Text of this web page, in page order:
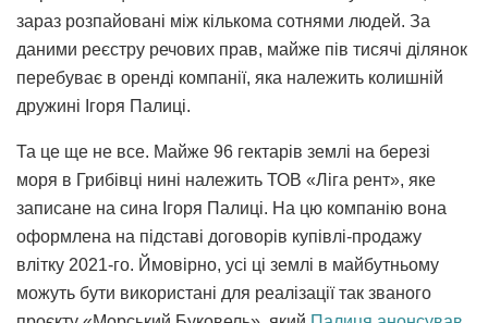
зараз розпайовані між кількома сотнями людей. За
даними реєстру речових прав, майже пів тисячі ділянок
перебуває в оренді компанії, яка належить колишній
дружині Ігоря Палиці.
Та це ще не все. Майже 96 гектарів землі на березі
моря в Грибівці нині належить ТОВ «Ліга рент», яке
записане на сина Ігоря Палиці. На цю компанію вона
оформлена на підставі договорів купівлі-продажу
влітку 2021-го. Ймовірно, усі ці землі в майбутньому
можуть бути використані для реалізації так званого